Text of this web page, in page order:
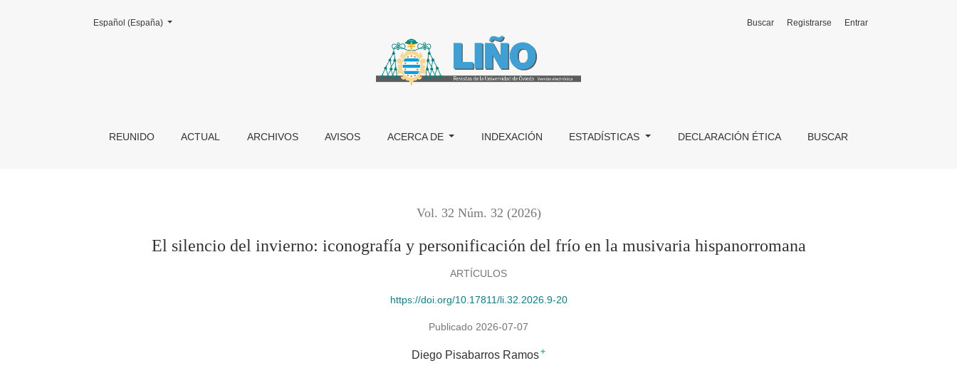
El silencio del invierno: iconografía y personificación del frío en la musivaria hispanorromana
REUNIDO ACTUAL ARCHIVOS AVISOS ACERCA DE INDEXACIÓN ESTADÍSTICAS DECLARACIÓN ÉTICA BUSCAR
Buscar Registrarse Entrar
Cambiar el idioma. El actual es:
Español (España)
Vol. 32 Núm. 32 (2026)
El silencio del invierno: iconografía y personificación del frío en la musivaria hispanorromana
ARTÍCULOS
https://doi.org/10.17811/li.32.2026.9-20
Publicado 2026-07-07
Diego Pisabarros Ramos+